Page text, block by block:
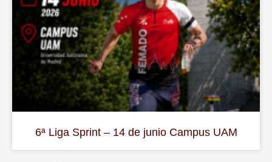
6ª Liga Sprint – 14 de junio Campus UAM